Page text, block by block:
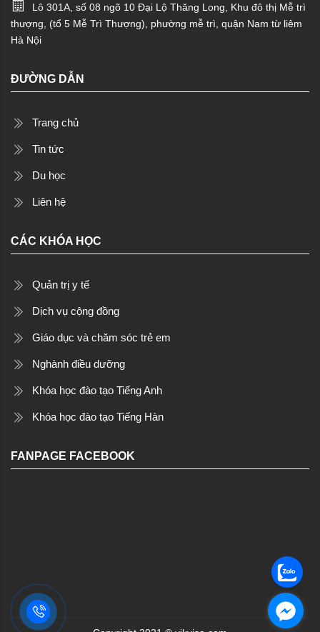
Lô 301A, số 08 ngõ 10 Đại Lộ Thăng Long, Khu đô thị Mễ trì
thượng, (tổ 5 Mễ Trì Thượng), phường mễ trì, quận Nam từ liêm
Hà Nội
ĐƯỜNG DẪN
Trang chủ
Tin tức
Du học
Liên hệ
CÁC KHÓA HỌC
Quản trị y tế
Dịch vụ cộng đồng
Giáo dục và chăm sóc trẻ em
Nghành điều dưỡng
Khóa học đào tạo Tiếng Anh
Khóa học đào tạo Tiếng Hàn
FANPAGE FACEBOOK